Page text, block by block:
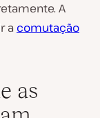
A
a comutação
as